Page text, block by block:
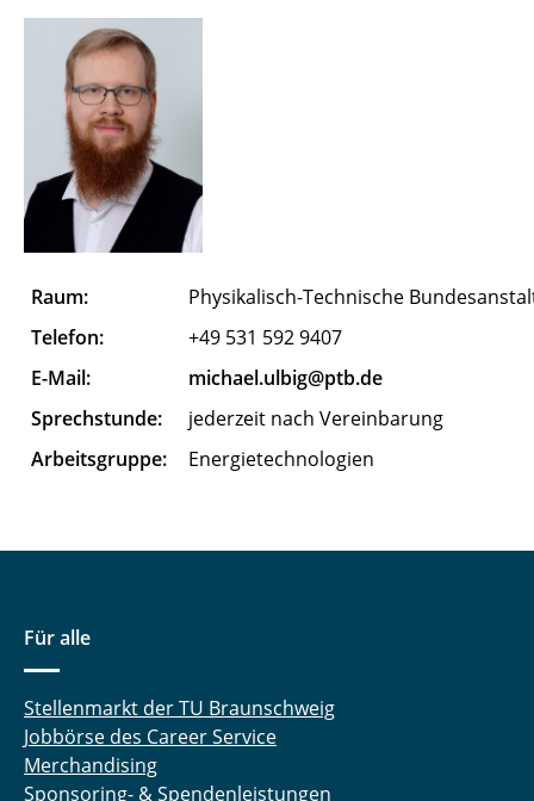
Dubowik Alexander
Düe Alexandra
Eickelmann Jens
Essers Julien
Farshadi Abdolhamid
Ferk Merle
Gand Max
Garn Till
Gorkow Nelly
Gromova Polina
Herman Robin
Raum:
Physikalisch-Technische
Telefon:
+49 531 592 9407
E-Mail:
michael.ulbig@ptb.de
Sprechstunde:
jederzeit nach Vereinbarung
Arbeitsgruppe:
Energietechnologien
Für alle
Stellenmarkt der TU Braunschweig
Jobbörse des Career Service
Merchandising
Sponsoring- & Spendenleistungen